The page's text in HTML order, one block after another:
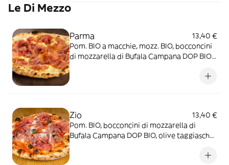
Le Di Mezzo
Parma
13,40 €
Pom. BIO a macchie, mozz. BIO, bocconcini
di mozzarella di Bufala Campana DOP BIO -
Zio
13,40 €
Pom. BIO, bocconcini di mozzarella di
Bufala Campana DOP BIO, olive taggiasche,